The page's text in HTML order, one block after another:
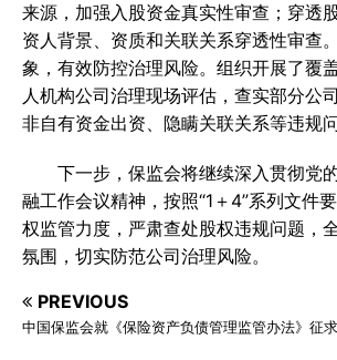
来源，加强入股资金真实性审查；穿透
资人背景、资质和关联关系穿透性审查
象，有效防控治理风险。组织开展了覆
人机构公司治理现场评估，查实部分公
非自有资金出资、隐瞒关联关系等违规问
下一步，保监会将继续深入贯彻党
融工作会议精神，按照“1＋4”系列文件
权监管力度，严肃查处股权违规问题，
氛围，切实防范公司治理风险。
PREVIOUS
中国保监会就《保险资产负债管理监管办法》征